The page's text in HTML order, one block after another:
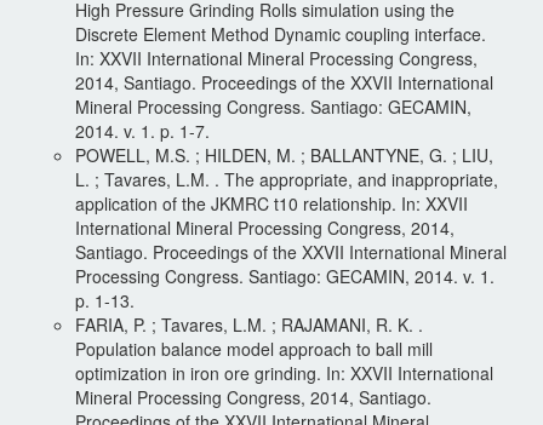
High Pressure Grinding Rolls simulation using the
Discrete Element Method Dynamic coupling interface.
In: XXVII International Mineral Processing Congress,
2014, Santiago. Proceedings of the XXVII International
Mineral Processing Congress. Santiago: GECAMIN,
2014. v. 1. p. 1-7.
POWELL, M.S. ; HILDEN, M. ; BALLANTYNE, G. ; LIU,
L. ; Tavares, L.M. . The appropriate, and inappropriate,
application of the JKMRC t10 relationship. In: XXVII
International Mineral Processing Congress, 2014,
Santiago. Proceedings of the XXVII International Mineral
Processing Congress. Santiago: GECAMIN, 2014. v. 1.
p. 1-13.
FARIA, P. ; Tavares, L.M. ; RAJAMANI, R. K. .
Population balance model approach to ball mill
optimization in iron ore grinding. In: XXVII International
Mineral Processing Congress, 2014, Santiago.